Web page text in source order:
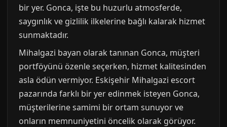
bir yer. Gonca, işte bu huzurlu atmosferde,
saygınlık ve gizlilik ilkelerine bağlı kalarak hizmet
sunmaktadır.
Mihalgazi bayan olarak tanınan Gonca, müşteri
portföyünü özenle seçerken, hizmet kalitesinden
asla ödün vermiyor. Eskişehir Mihalgazi escort
pazarında farklı bir yer edinmek isteyen Gonca,
müşterilerine samimi bir ortam sunuyor ve
onların memnuniyetini öncelik olarak görüyor.